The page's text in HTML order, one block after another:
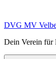
springen
DVG MV
Dein Verein für